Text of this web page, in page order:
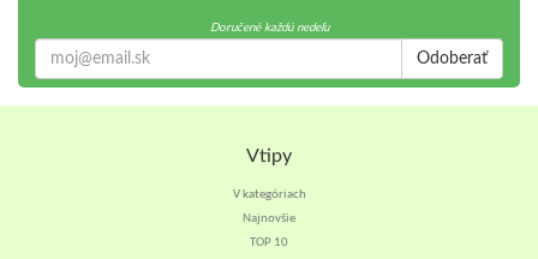
Doručené každú nedeľu
Odoberať
Vtipy
V kategóriach
Najnovšie
TOP 10